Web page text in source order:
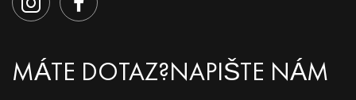
MÁTE DOTAZ? NAPIŠTE NÁM